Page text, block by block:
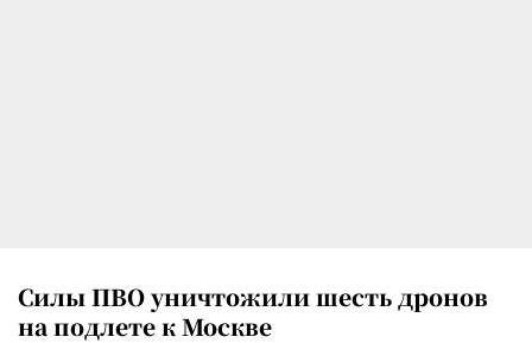
Силы ПВО уничтожили шесть дронов
на подлете к Москве